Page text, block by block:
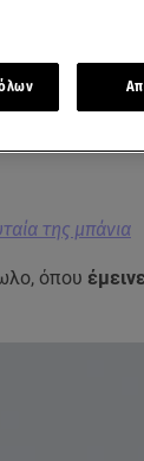
, όπως
της μπάνια
όπου έμεινε